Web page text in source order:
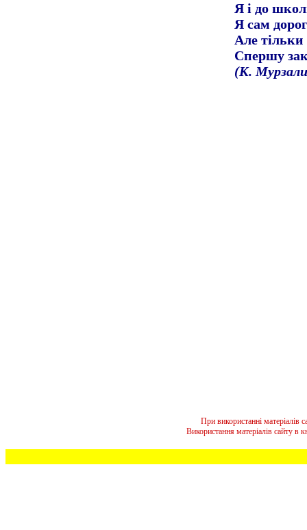
Я і до
Я сам
Але
Спершу
(К.
При використанні матеріалів
Використання матеріалів сайту в